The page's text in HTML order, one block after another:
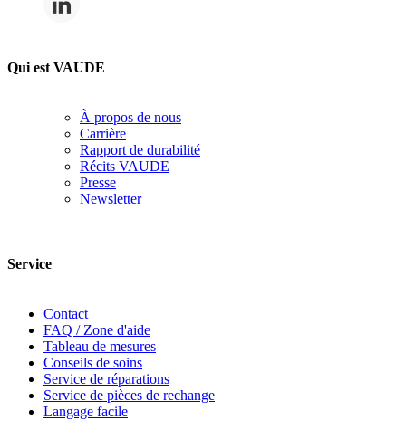
Qui est VAUDE
À propos de nous
Carrière
Rapport de durabilité
Récits VAUDE
Presse
Newsletter
Service
Contact
FAQ / Zone d'aide
Tableau de mesures
Conseils de soins
Service de réparations
Service de pièces de rechange
Langage facile